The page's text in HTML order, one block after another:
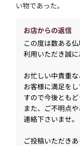
い物であった。
お店からの返信
この度は数ある
利用いただき誠に
お忙しい中貴重な
お客様に満足を
すので今後ともど
また、ご不明点
連絡下さいませ。
ご投稿いただき